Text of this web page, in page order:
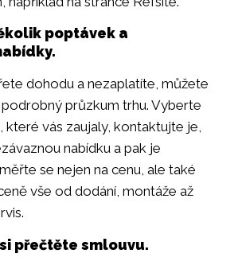
poptávek a
dohodu a nezaplatíte, můžete
průzkum trhu. Vyberte
které vás zaujaly, kontaktujte je,
nabídku a pak je
se nejen na cenu, ale také
vše od dodání, montáže až
přečtěte smlouvu.